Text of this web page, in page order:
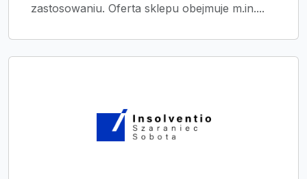
zastosowaniu. Oferta sklepu obejmuje m.in....